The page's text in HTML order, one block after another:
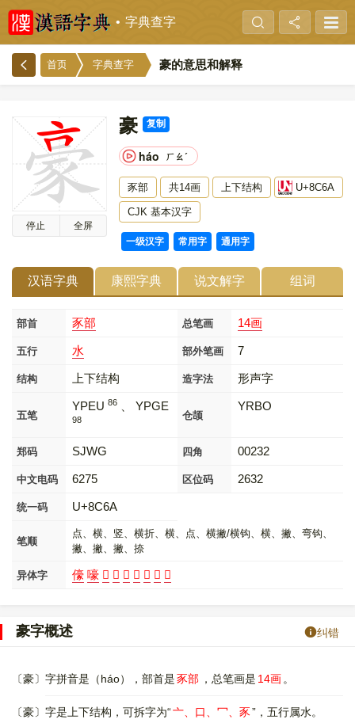
字典查字
首页 字典查字 豪的意思和解释
停止 全屏
豪 复制
háo ㄏㄠˊ
豕部 共14画 上下结构 U+8C6A
CJK 基本汉字
一级汉字 常用字 通用字
汉语字典 康熙字典 说文解字 组词
部首 豕部 总笔画 14画
五行 水 部外笔画 7
结构 上下结构 造字法 形声字
五笔
YPEU 86 、 YPGE
98 仓颉
YRBO
郑码 SJWG 四角 00232
中文电码 6275 区位码 2632
统一码 U+8C6A
笔顺
点、横、竖、横折、横、点、横撇/横钩、横、撇、弯钩、
撇、撇、撇、捺
异体字 儫 嚎 𠢕 𢑸 𩫎 𩫒 𩫕 𩫚 𩫞
豪字概述 纠错
〔豪〕字拼音是（háo），部首是豕部 ，总笔画是 14画 。
〔豪〕字是上下结构，可拆字为“亠、口、冖、豕”，五行属水。